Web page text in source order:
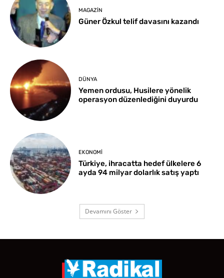
MAGAZIN
Güner Özkul telif davasını kazandı
DÜNYA
Yemen ordusu, Husilere yönelik
operasyon düzenlediğini duyurdu
EKONOMI
Türkiye, ihracatta hedef ülkelere 6
ayda 94 milyar dolarlık satış yaptı
Devamını Göster